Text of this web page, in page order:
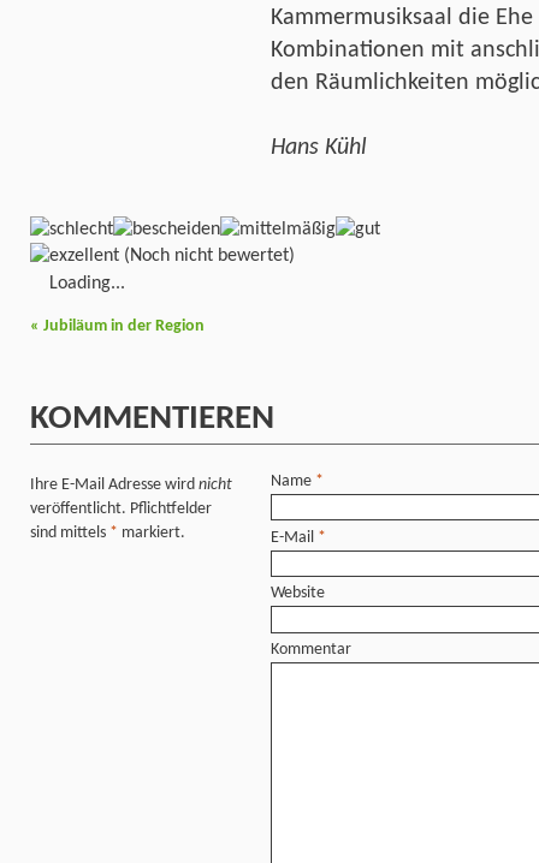
Kammermusiksaal die
Kombinationen mit
den Räumlichkeiten
Hans Kühl
(Noch nicht bewertet)
Loading...
« Jubiläum in der Region
KOMMENTIEREN
Ihre E-Mail Adresse wird nicht
veröffentlicht. Pflichtfelder
sind mittels * markiert.
Name *
E-Mail *
Website
Kommentar